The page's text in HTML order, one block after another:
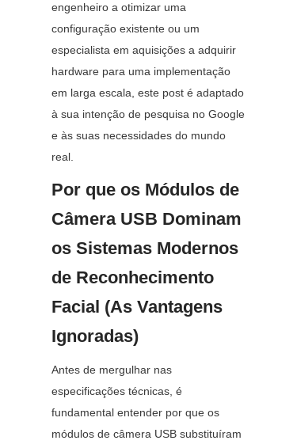
engenheiro a otimizar uma
configuração existente ou um
especialista em aquisições a adquirir
hardware para uma implementação
em larga escala, este post é adaptado
à sua intenção de pesquisa no Google
e às suas necessidades do mundo
real.
Por que os Módulos de
Câmera USB Dominam
os Sistemas Modernos
de Reconhecimento
Facial (As Vantagens
Ignoradas)
Antes de mergulhar nas
especificações técnicas, é
fundamental entender por que os
módulos de câmera USB substituíram